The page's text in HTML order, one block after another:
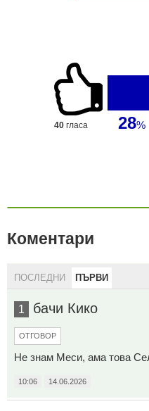
40 гласа 28%
Коментари
ПОСЛЕДНИ ПЪРВИ
1 бачи Кико
ОТГОВОР
Не знам Меси, ама това
10:06 14.06.2026